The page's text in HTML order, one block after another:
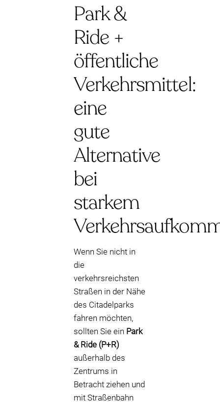
Park &
Ride +
öffentliche
Verkehrsmittel:
eine
gute
Alternative
bei
starkem
Wenn Sie nicht in
die
verkehrsreichsten
Straßen in der Nähe
des Citadelparks
fahren möchten,
sollten Sie ein Park
& Ride (P+R)
außerhalb des
Zentrums in
Betracht ziehen und
mit Straßenbahn